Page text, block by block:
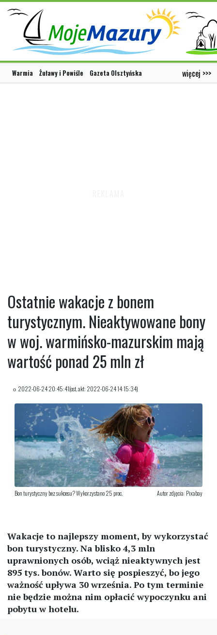
Warmia Żuławy i Powiśle Gazeta Olsztyńska więcej >>>
Ostatnie wakacje z bonem
turystycznym. Nieaktywowane bony
w woj. warmińsko-mazurskim mają
wartość ponad 25 mln zł
2022-06-24 20:45:41(ost. akt: 2022-06-24 14:15:34)
Bon turystyczny bez sukcesu? Wykorzystano 25 proc. Autor zdjęcia: Pixabay
Wakacje to najlepszy moment, by wykorzystać
bon turystyczny. Na blisko 4,3 mln
uprawnionych osób, wciąż nieaktywnych jest
895 tys. bonów. Warto się pospieszyć, bo jego
ważność upływa 30 września. Po tym terminie
nie będzie można nim opłacić wypoczynku ani
pobytu w hotelu.